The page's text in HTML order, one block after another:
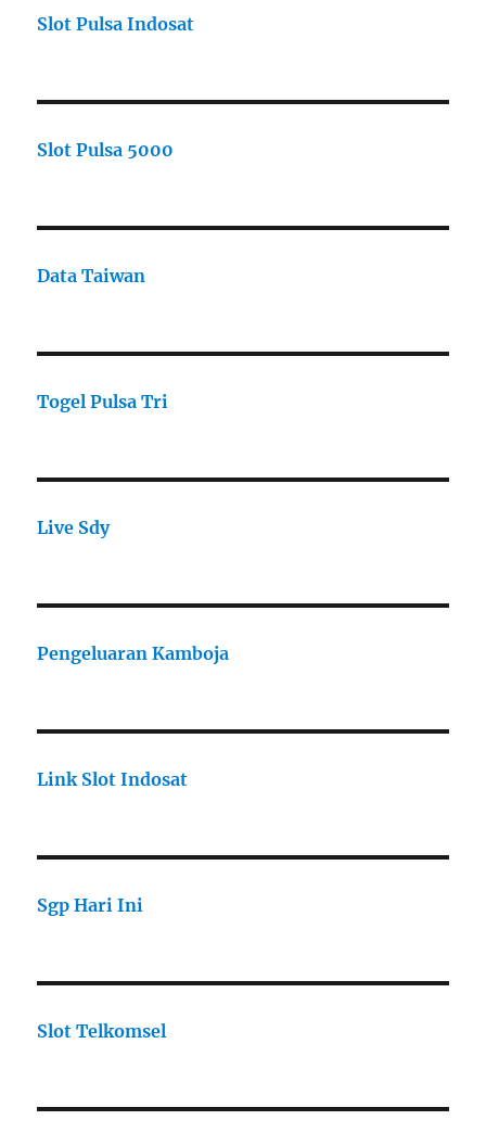
Slot Pulsa Indosat
Slot Pulsa 5000
Data Taiwan
Togel Pulsa Tri
Live Sdy
Pengeluaran Kamboja
Link Slot Indosat
Sgp Hari Ini
Slot Telkomsel